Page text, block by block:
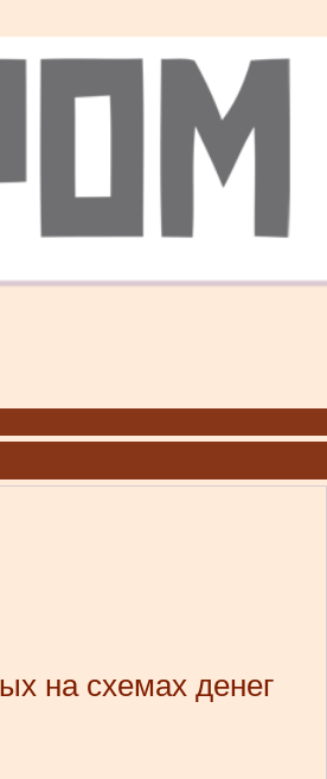
на схемах денег